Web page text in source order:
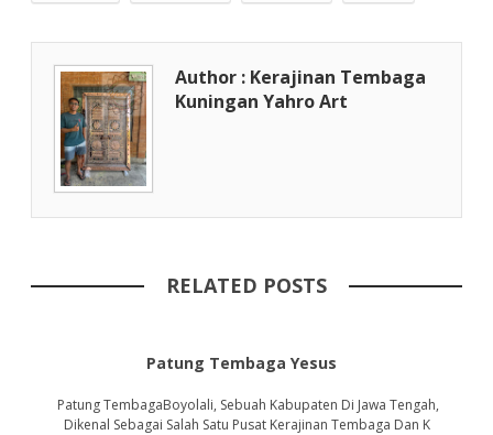
Author : Kerajinan Tembaga
Kuningan Yahro Art
RELATED POSTS
Patung Tembaga Yesus
Patung TembagaBoyolali, Sebuah Kabupaten Di Jawa Tengah,
Dikenal Sebagai Salah Satu Pusat Kerajinan Tembaga Dan K